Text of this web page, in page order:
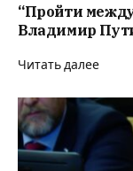
“Пройти
Владимир
Читать далее